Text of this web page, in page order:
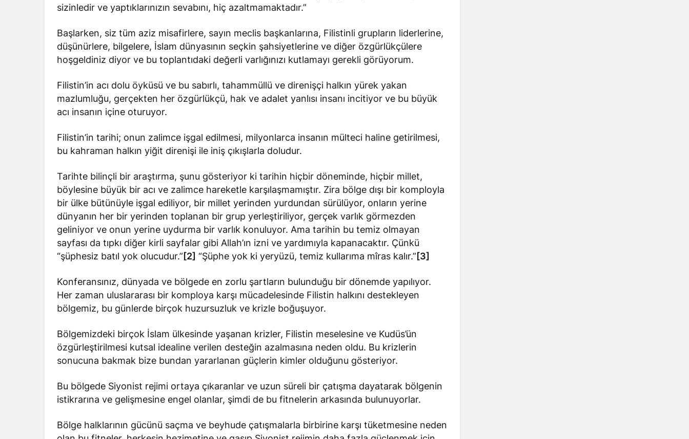
sizinledir ve yaptıklarınızın sevabını, hiç azaltmamaktadır.”
Başlarken, siz tüm aziz misafirlere, sayın meclis başkanlarına, Filistinli grupların liderlerine,
düşünürlere, bilgelere, İslam dünyasının seçkin şahsiyetlerine ve diğer özgürlükçülere
hoşgeldiniz diyor ve bu toplantıdaki değerli varlığınızı kutlamayı gerekli görüyorum.
Filistin’in acı dolu öyküsü ve bu sabırlı, tahammüllü ve direnişçi halkın yürek yakan
mazlumluğu, gerçekten her özgürlükçü, hak ve adalet yanlısı insanı incitiyor ve bu büyük
acı insanın içine oturuyor.
Filistin’in tarihi; onun zalimce işgal edilmesi, milyonlarca insanın mülteci haline getirilmesi,
bu kahraman halkın yiğit direnişi ile iniş çıkışlarla doludur.
Tarihte bilinçli bir araştırma, şunu gösteriyor ki tarihin hiçbir döneminde, hiçbir millet,
böylesine büyük bir acı ve zalimce hareketle karşılaşmamıştır. Zira bölge dışı bir komployla
bir ülke bütünüyle işgal ediliyor, bir millet yerinden yurdundan sürülüyor, onların yerine
dünyanın her bir yerinden toplanan bir grup yerleştiriliyor, gerçek varlık görmezden
geliniyor ve onun yerine uydurma bir varlık konuluyor. Ama tarihin bu temiz olmayan
sayfası da tıpkı diğer kirli sayfalar gibi Allah’ın izni ve yardımıyla kapanacaktır. Çünkü
“şüphesiz batıl yok olucudur.” [2] “Şüphe yok ki yeryüzü, temiz kullarıma mîras kalır.” [3]
Konferansınız, dünyada ve bölgede en zorlu şartların bulunduğu bir dönemde yapılıyor.
Her zaman uluslararası bir komploya karşı mücadelesinde Filistin halkını destekleyen
bölgemiz, bu günlerde birçok huzursuzluk ve krizle boğuşuyor.
Bölgemizdeki birçok İslam ülkesinde yaşanan krizler, Filistin meselesine ve Kudüs’ün
özgürleştirilmesi kutsal idealine verilen desteğin azalmasına neden oldu. Bu krizlerin
sonucuna bakmak bize bundan yararlanan güçlerin kimler olduğunu gösteriyor.
Bu bölgede Siyonist rejimi ortaya çıkaranlar ve uzun süreli bir çatışma dayatarak bölgenin
istikrarına ve gelişmesine engel olanlar, şimdi de bu fitnelerin arkasında bulunuyorlar.
Bölge halklarının gücünü saçma ve beyhude çatışmalarla birbirine karşı tüketmesine neden